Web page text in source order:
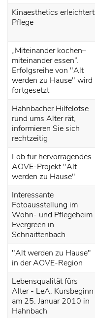
Kinaesthetics erleichtert
Pflege
„Miteinander kochen–
miteinander essen“.
Erfolgsreihe von "Alt
werden zu Hause" wird
fortgesetzt
Hahnbacher Hilfelotse
rund ums Alter rät,
informieren Sie sich
rechtzeitig
Lob für hervorragendes
AOVE-Projekt "Alt
werden zu Hause"
Interessante
Fotoausstellung im
Wohn- und Pflegeheim
Evergreen in
Schnaittenbach
"Alt werden zu Hause"
in der AOVE-Region
Lebensqualität fürs
Alter - LeA, Kursbeginn
am 25. Januar 2010 in
Hahnbach